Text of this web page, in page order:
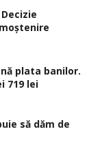
plata banilor.
719 lei
să dăm de